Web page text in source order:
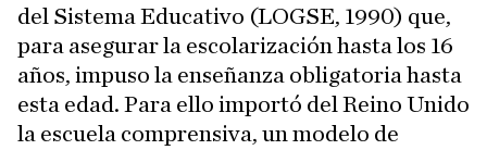
del Sistema Educativo (LOGSE, 1990) que,
para asegurar la escolarización hasta los 16
años, impuso la enseñanza obligatoria hasta
esta edad. Para ello importó del Reino Unido
la escuela comprensiva, un modelo de